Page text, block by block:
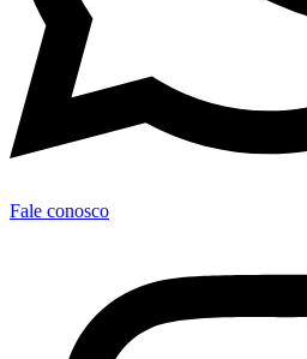
Fale conosco